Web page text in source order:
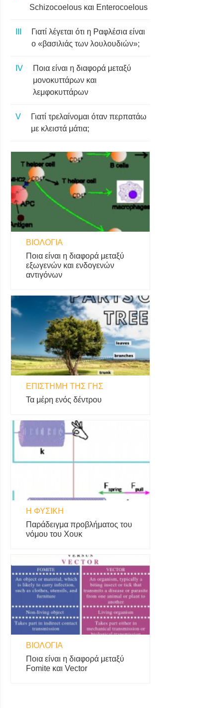
Schizocoelous και Enterocoelous
Γιατί λέγεται ότι η Ραφλέσια είναι
ο «βασιλιάς των λουλουδιών»;
Ποια είναι η διαφορά μεταξύ
μονοκυττάρων και
λεμφοκυττάρων
Γιατί τρελαίνομαι όταν περπατάω
με κλειστά μάτια;
ΒΙΟΛΟΓΊΑ
Ποια είναι η διαφορά μεταξύ
εξωγενών και ενδογενών
αντιγόνων
ΕΠΙΣΤΉΜΗ ΤΗΣ ΓΗΣ
Τα μέρη ενός δέντρου
Η ΦΥΣΙΚΗ
Παράδειγμα προβλήματος του
νόμου του Χουκ
ΒΙΟΛΟΓΊΑ
Ποια είναι η διαφορά μεταξύ
Fomite και Vector